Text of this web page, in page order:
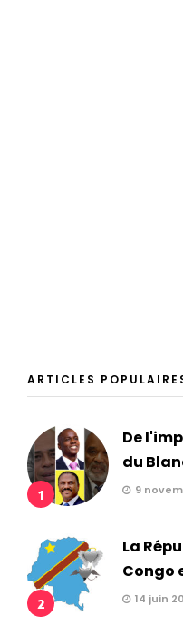
ARTICLES
1
De
du
9
2
La
Congo
14 juin